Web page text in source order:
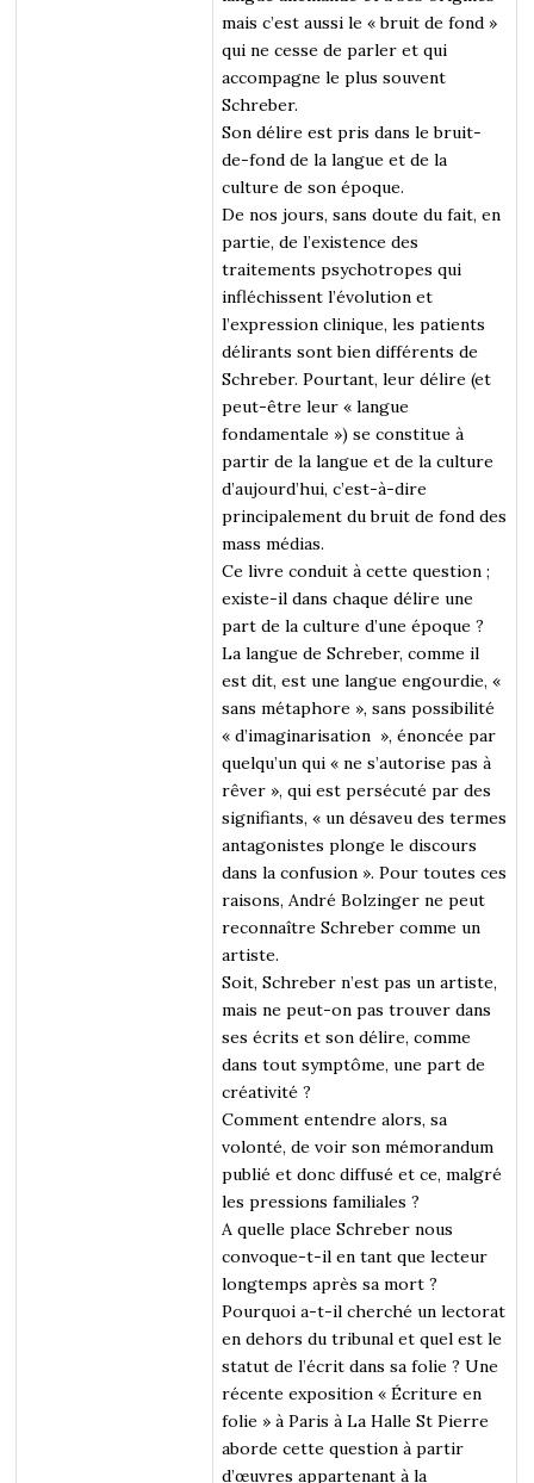
mais c’est aussi le « bruit de fond »
qui ne cesse de parler et qui
accompagne le plus souvent
Schreber.
Son délire est pris dans le bruit-
de-fond de la langue et de la
culture de son époque.
De nos jours, sans doute du fait, en
partie, de l’existence des
traitements psychotropes qui
infléchissent l’évolution et
l’expression clinique, les patients
délirants sont bien différents de
Schreber. Pourtant, leur délire (et
peut-être leur « langue
fondamentale ») se constitue à
partir de la langue et de la culture
d’aujourd’hui, c’est-à-dire
principalement du bruit de fond des
mass médias.
Ce livre conduit à cette question ;
existe-il dans chaque délire une
part de la culture d’une époque ?
La langue de Schreber, comme il
est dit, est une langue engourdie, «
sans métaphore », sans possibilité
« d’imaginarisation », énoncée par
quelqu’un qui « ne s’autorise pas à
rêver », qui est persécuté par des
signifiants, « un désaveu des termes
antagonistes plonge le discours
dans la confusion ». Pour toutes ces
raisons, André Bolzinger ne peut
reconnaître Schreber comme un
artiste.
Soit, Schreber n’est pas un artiste,
mais ne peut-on pas trouver dans
ses écrits et son délire, comme
dans tout symptôme, une part de
créativité ?
Comment entendre alors, sa
volonté, de voir son mémorandum
publié et donc diffusé et ce, malgré
les pressions familiales ?
A quelle place Schreber nous
convoque-t-il en tant que lecteur
longtemps après sa mort ?
Pourquoi a-t-il cherché un lectorat
en dehors du tribunal et quel est le
statut de l’écrit dans sa folie ? Une
récente exposition « Écriture en
folie » à Paris à La Halle St Pierre
aborde cette question à partir
d’œuvres appartenant à la